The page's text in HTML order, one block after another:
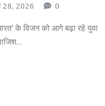
28, 2026 0
के विजन को आगे बढ़ा रहे युवा